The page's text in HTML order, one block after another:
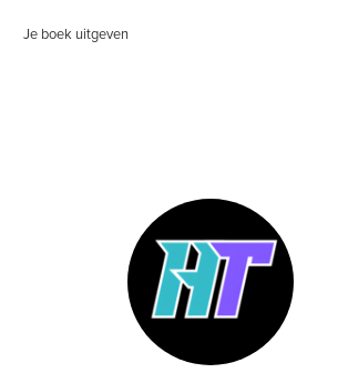
Je boek uitgeven